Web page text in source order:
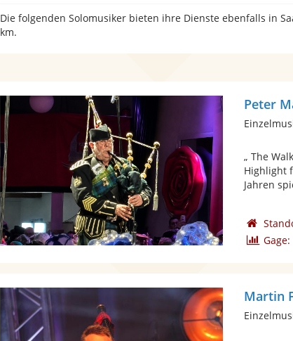
Die folgenden Solomusiker bieten ihre Dienste ebenfalls in
km.
Peter
„ The
Highlight
Jahren
Gage:
Martin